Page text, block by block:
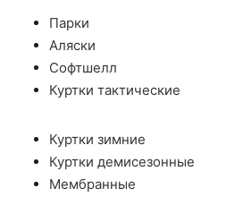
Парки
Аляски
Софтшелл
Куртки тактические
Куртки зимние
Куртки демисезонные
Мембранные